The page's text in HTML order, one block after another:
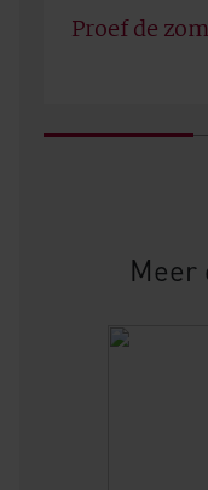
Proef de
Meer